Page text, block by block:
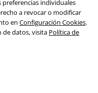
preferencias individuales
a revocar o modificar
en Configuración Cookies.
de datos, visita Política de
medioambiente